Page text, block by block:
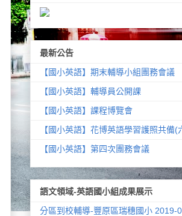
最新公告
【國小英語】期末輔導小組團務會議
【國小英語】輔導員公開課
【國小英語】課程博覽會
【國小英語】花博英語學習護照共備(
【國小英語】第四次團務會議
語文領域-英語國小組成果展示
分區到校輔導-豐原區瑞穗國小 2019-